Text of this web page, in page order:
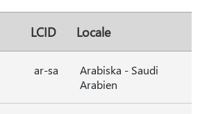
LCID Locale
ar-sa
Arabiska - Saudi
Arabien